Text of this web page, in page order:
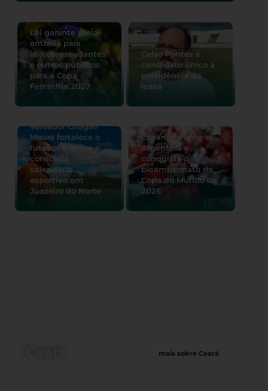
Lei garante meia-
entrada para
idosos, estudantes
e outros públicos
para a Copa
Feminina 2027
Celso Pontes é
candidato único à
presidência do
Icasa
Vereador Chagas
Moura fortalece o
futebol amador e
consolida
calendário
esportivo em
Juazeiro do Norte
Espanha vence a
Argentina e
conquista o
bicampeonato da
Copa do Mundo de
2026
mais sobre Ceará